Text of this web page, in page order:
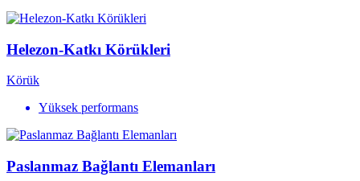
Helezon-Katkı Körükleri
Körük
Yüksek performans
Paslanmaz Bağlantı Elemanları